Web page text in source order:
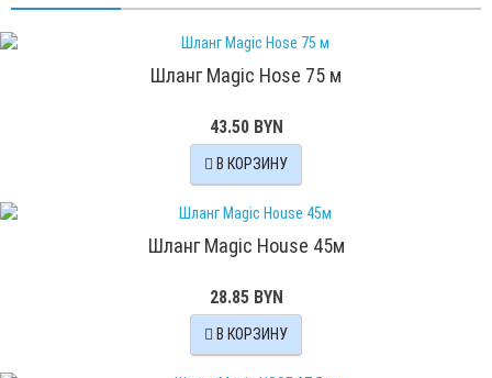
Шланг Magic Hose 75 м
43.50 BYN
В КОРЗИНУ
Шланг Magic House 45м
28.85 BYN
В КОРЗИНУ